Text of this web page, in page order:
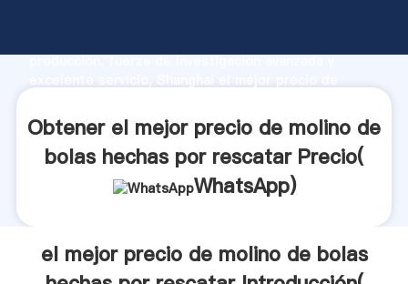
producción, fuerza de investigación avanzada y
el valor y aporta valores a todos los clientes.
Obtener el mejor precio de molino de
bolas hechas por rescatar Precio(
WhatsApp)
el mejor precio de molino de bolas